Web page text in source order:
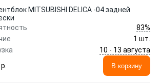
MITSUBISHI DELICA -04 задней
83%
1 шт.
10 - 13 августа
В корзину